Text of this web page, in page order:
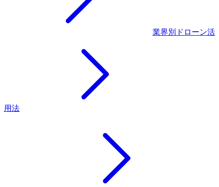
業界別ドローン活
用法